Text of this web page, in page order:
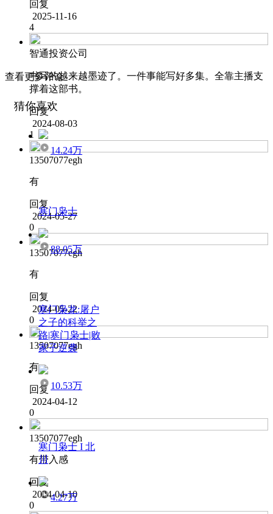
回复
2025-11-16
4
智通投资公司
书写的越来越墨迹了。一件事能写好多集。全靠主播支
撑着这部书。
回复
2024-08-03
1
13507077egh
有
回复
2024-05-27
0
13507077egh
有
回复
2024-05-22
0
13507077egh
有
回复
2024-04-12
0
13507077egh
有带入感
回复
2024-04-10
0
查看更多评论
猜你喜欢
14.24万
寒门枭士
88.05万
寒门枭龙:屠户
之子的科举之
路|寒门枭士|败
家子逆袭
10.53万
寒门枭士 I 北
川
4.27万